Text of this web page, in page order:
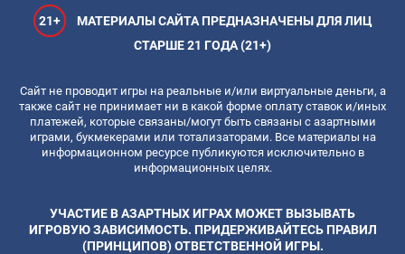
21+
МАТЕРИАЛЫ САЙТА ПРЕДНАЗНАЧЕНЫ ДЛЯ ЛИЦ
СТАРШЕ 21 ГОДА (21+)
Сайт не проводит игры на реальные и/или виртуальные деньги, а
также сайт не принимает ни в какой форме оплату ставок и/иных
платежей, которые связаны/могут быть связаны с азартными
играми, букмекерами или тотализаторами. Все материалы на
информационном ресурсе публикуются исключительно в
информационных целях.
УЧАСТИЕ В АЗАРТНЫХ ИГРАХ МОЖЕТ ВЫЗЫВАТЬ
ИГРОВУЮ ЗАВИСИМОСТЬ. ПРИДЕРЖИВАЙТЕСЬ ПРАВИЛ
(ПРИНЦИПОВ) ОТВЕТСТВЕННОЙ ИГРЫ.